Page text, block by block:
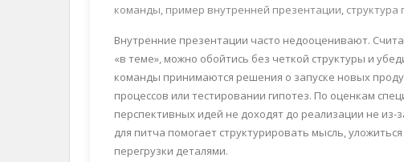
команды, пример внутренней презентации, структура
Внутренние презентации часто недооценивают.
«в теме», можно обойтись без четкой структуры и
команды принимаются решения о запуске новых
процессов или тестировании гипотез. По оценкам
перспективных идей не доходят до реализации не
для питча помогает структурировать мысль,
перегрузки деталями.